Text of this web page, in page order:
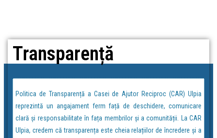
Valorile
Valorile fundamentale pentru Casa de Ajutor Reciproc CAR
responsabilitatea socială. Aceste valori orientează toate
activitățile asociației și reprezintă piloni esențiali pentru
construirea unei comunități puternice și echitabile.
Transparență
Politica de Transparență a Casei de Ajutor Reciproc (CAR) Ulpia
reprezintă un angajament ferm față de deschidere, comunicare
clară și responsabilitate în fața membrilor și a comunității. La CAR
Ulpia, credem că transparența este cheia relațiilor de încredere și a